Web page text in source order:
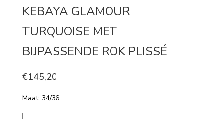
KEBAYA GLAMOUR
TURQUOISE MET
BIJPASSENDE ROK PLISSÉ
€145,20
Maat: 34/36